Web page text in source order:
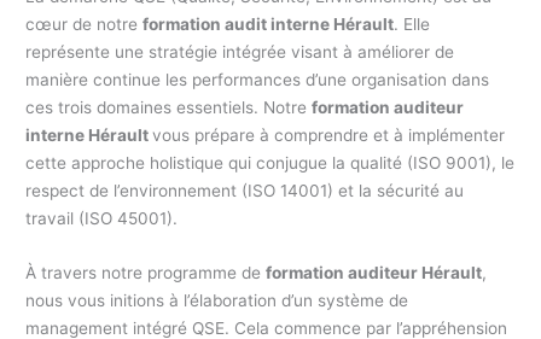
cœur de notreformation audit interne Hérault. Elle
représente une stratégie intégrée visant à améliorer de
manière continue les performances d’une organisation dans
ces trois domaines essentiels. Notreformation auditeur
interne Héraultvous prépare à comprendre et à implémenter
cette approche holistique qui conjugue la qualité (ISO 9001), le
respect de l’environnement (ISO 14001) et la sécurité au
travail (ISO 45001).
À travers notre programme deformation auditeur Hérault,
nous vous initions à l’élaboration d’un système de
management intégré QSE. Cela commence par l’appréhension